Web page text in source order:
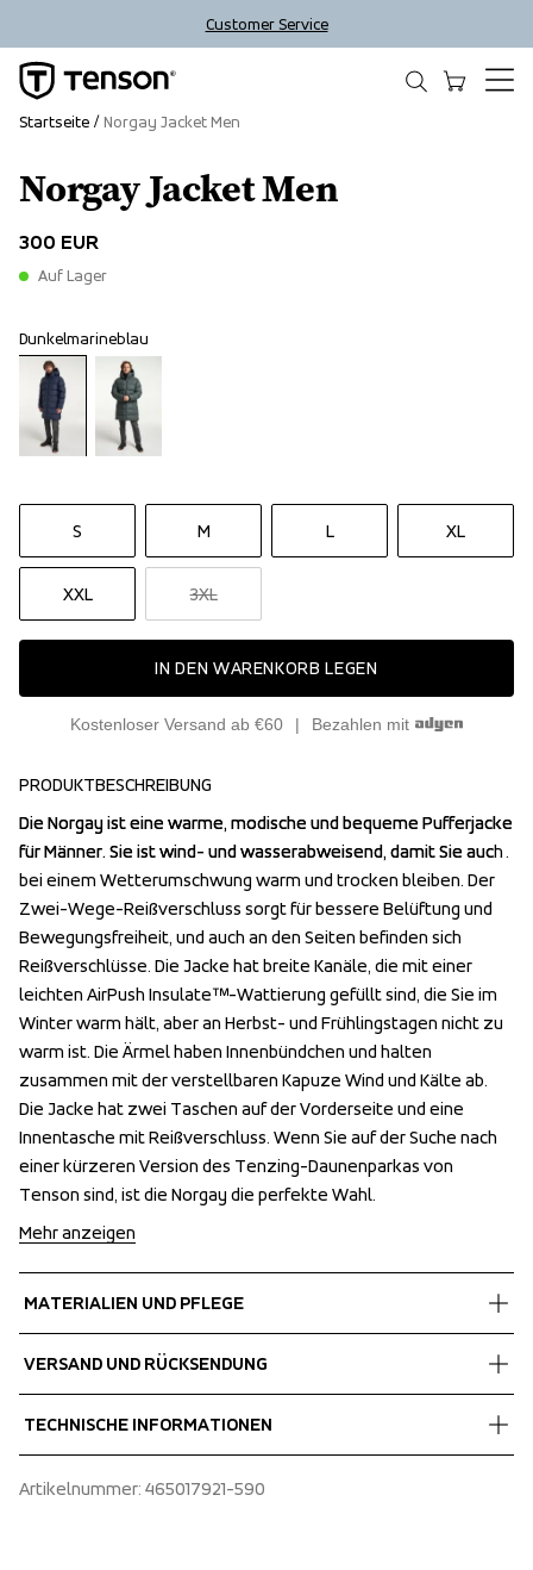
Customer Service
Norgay Jacket Men
300 EUR
Auf Lager
Dunkelmarineblau
S M L XL
XXL 3XL
IN DEN WARENKORB LEGEN
Kostenloser Versand ab €60 Bezahlen mit
Startseite Norgay Jacket Men
PRODUKTBESCHREIBUNG
Die Norgay ist eine warme, modische und bequeme Pufferjacke
für Männer. Sie ist wind- und wasserabweisend, damit Sie auch
bei einem Wetterumschwung warm und trocken bleiben. Der
Zwei-Wege-Reißverschluss sorgt für bessere Belüftung und
Bewegungsfreiheit, und auch an den Seiten befinden sich
Reißverschlüsse. Die Jacke hat breite Kanäle, die mit einer
leichten AirPush Insulate™-Wattierung gefüllt sind, die Sie im
Winter warm hält, aber an Herbst- und Frühlingstagen nicht zu
warm ist. Die Ärmel haben Innenbündchen und halten
zusammen mit der verstellbaren Kapuze Wind und Kälte ab.
Die Jacke hat zwei Taschen auf der Vorderseite und eine
Innentasche mit Reißverschluss. Wenn Sie auf der Suche nach
einer kürzeren Version des Tenzing-Daunenparkas von
Tenson sind, ist die Norgay die perfekte Wahl.
Die Norgay ist eine warme, modische und bequeme Pufferjacke
für Männer. Sie ist wind- und wasserabweisend, damit Sie auch
bei einem Wetterumschwung warm und trocken bleiben. Der
Zwei-Wege-Reißverschluss sorgt für bessere Belüftung und
Bewegungsfreiheit, und auch an den Seiten befinden sich
Reißverschlüsse. Die Jacke hat breite Kanäle, die mit einer
leichten AirPush Insulate™-Wattierung gefüllt sind, die Sie im
Winter warm hält, aber an Herbst- und Frühlingstagen nicht zu
warm ist. Die Ärmel haben Innenbündchen und halten
zusammen mit der verstellbaren Kapuze Wind und Kälte ab.
Die Jacke hat zwei Taschen auf der Vorderseite und eine
Innentasche mit Reißverschluss. Wenn Sie auf der Suche nach
einer kürzeren Version des Tenzing-Daunenparkas von
Tenson sind, ist die Norgay die perfekte Wahl.
Mehr anzeigen
MATERIALIEN UND PFLEGE
Shell fabric 1
Lining
100% Polyester
Insulation
VERSAND UND RÜCKSENDUNG
Wir versenden mit UPS, die tagsüber liefert.
erhalten.
TECHNISCHE INFORMATIONEN
Rib at bottom sleeve
Artikelnummer: 465017921-590